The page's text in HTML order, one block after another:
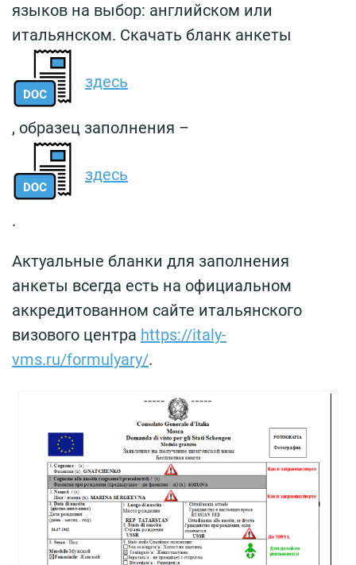
языков на выбор: английском или
итальянском. Скачать бланк анкеты
здесь
, образец заполнения –
здесь
.
Актуальные бланки для заполнения
анкеты всегда есть на официальном
аккредитованном сайте итальянского
визового центра https://italy-
vms.ru/formulyary/.